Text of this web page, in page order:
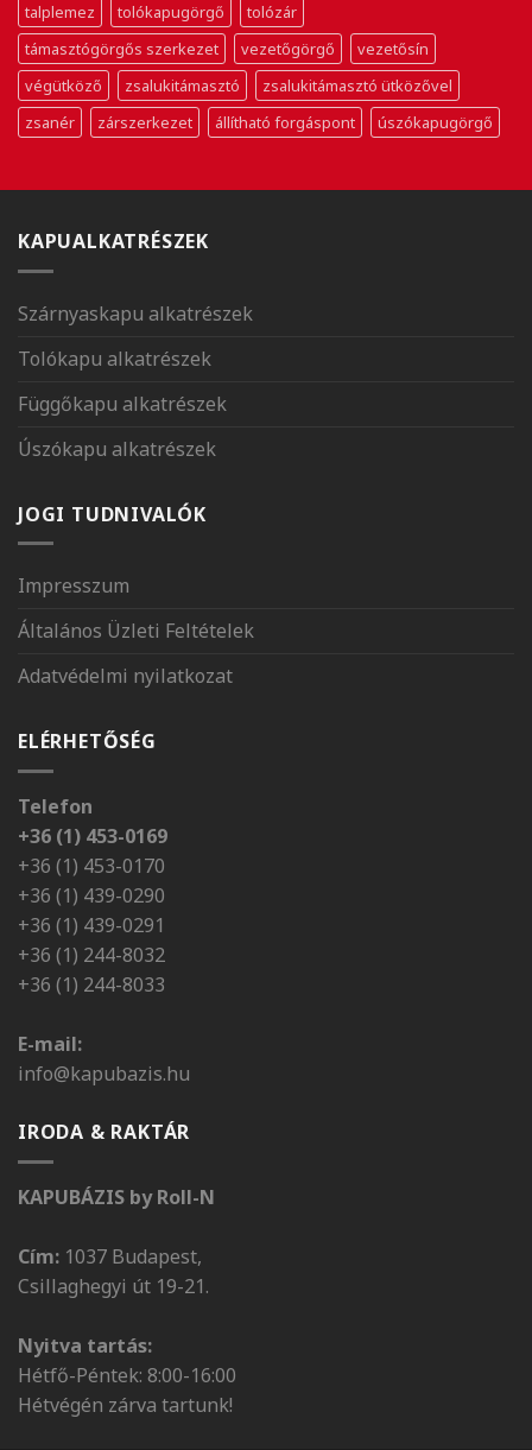
talplemez
tolókapugörgő
tolózár
támasztógörgős szerkezet
vezetőgörgő
vezetősín
végütköző
zsalukitámasztó
zsalukitámasztó ütközővel
zsanér
zárszerkezet állítható forgáspont úszókapugörgő
KAPUALKATRÉSZEK
Szárnyaskapu alkatrészek
Tolókapu alkatrészek
Függőkapu alkatrészek
Úszókapu alkatrészek
JOGI TUDNIVALÓK
Impresszum
Általános Üzleti Feltételek
Adatvédelmi nyilatkozat
ELÉRHETŐSÉG
Telefon
+36 (1) 453-0169
+36 (1) 453-0170
+36 (1) 439-0290
+36 (1) 439-0291
+36 (1) 244-8032
+36 (1) 244-8033
E-mail:
info@kapubazis.hu
IRODA & RAKTÁR
KAPUBÁZIS by Roll-N
Cím: 1037 Budapest,
Csillaghegyi út 19-21.
Nyitva tartás:
Hétfő-Péntek: 8:00-16:00
Hétvégén zárva tartunk!